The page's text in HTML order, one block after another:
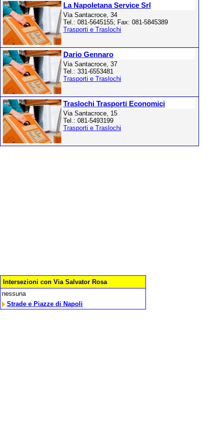
La Napoletana Service Srl
Via Santacroce, 34
Tel.: 081-5645155; Fax: 081-5845389
Trasporti e Traslochi
Dario Gennaro
Via Santacroce, 37
Tel.: 331-6553481
Trasporti e Traslochi
Traslochi Trasporti Economici
Via Santacroce, 15
Tel.: 081-5493199
Trasporti e Traslochi
Intersezioni con Via Salvator Rosa
nessuna
Strade e Piazze di Napoli